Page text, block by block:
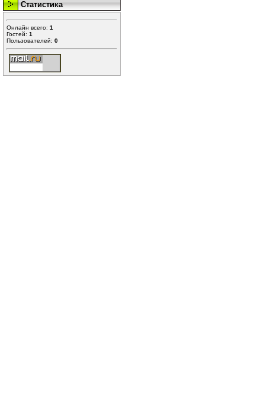
Статистика
Онлайн всего: 1
Гостей: 1
Пользователей: 0